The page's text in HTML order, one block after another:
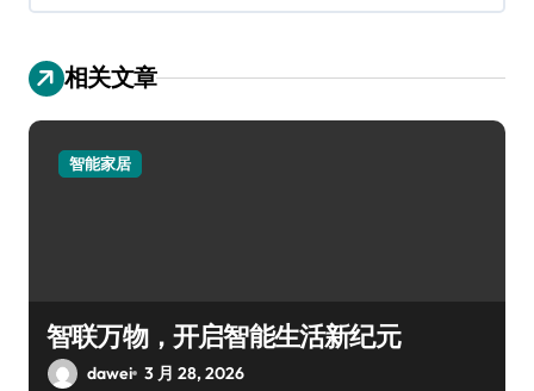
相关文章
智能家居
智联万物，开启智能生活新纪元
dawei 3 月 28, 2026